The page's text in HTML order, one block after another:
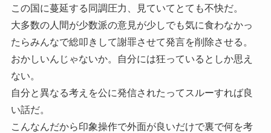
この国に蔓延する同調圧力、見ていてとても不快だ。
大多数の人間が少数派の意見が少しでも気に食わなかっ
たらみんなで総叩きして謝罪させて発言を削除させる。
おかしいんじゃないか。自分には狂っているとしか思え
ない。
自分と異なる考えを公に発信されたってスルーすれば良
い話だ。
こんなんだから印象操作で外面が良いだけで裏で何を考